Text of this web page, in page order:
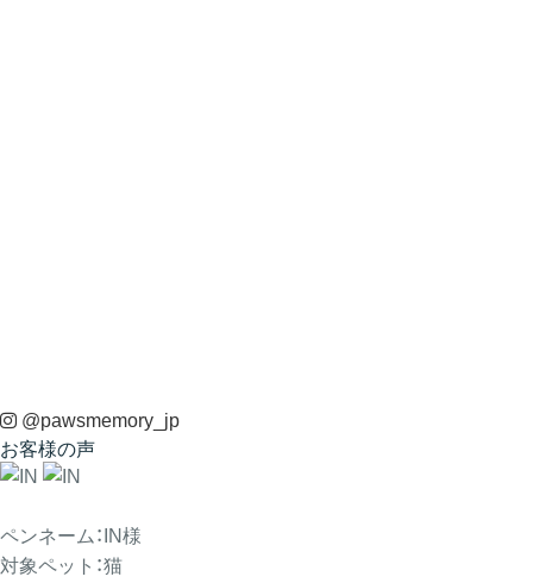
@pawsmemory_jp
お客様の声
ペンネーム：IN様
対象ペット：猫